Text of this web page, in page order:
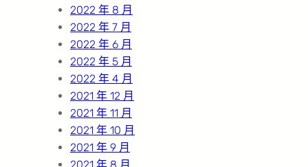
2022 年 8 月
2022 年 7 月
2022 年 6 月
2022 年 5 月
2022 年 4 月
2021 年 12 月
2021 年 11 月
2021 年 10 月
2021 年 9 月